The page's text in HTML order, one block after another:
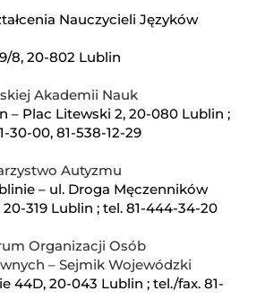
Nauczycieli Języków
8, 20-802 Lublin
Akademii Nauk
– Plac Litewski 2, 20-080 Lublin ;
30-00, 81-538-12-29
Autyzmu
– ul. Droga Męczenników
319 Lublin ; tel. 81-444-34-20
Organizacji Osób
– Sejmik Wojewódzki
44D, 20-043 Lublin ; tel./fax. 81-